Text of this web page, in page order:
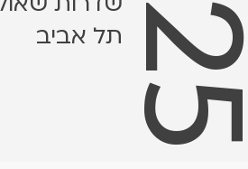
תל אביב